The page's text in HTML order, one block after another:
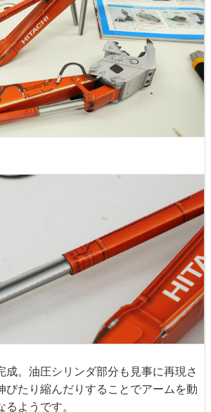
成。油圧シリンダ部分も見事に再現さ
びたり縮んだりすることでアームを動
ようです。